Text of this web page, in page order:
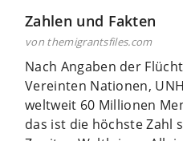
Zahlen und Fakten
von themigrantsfiles.com
Nach Angaben der
Vereinten Nationen,
weltweit 60 Millionen
das ist die höchste Zahl